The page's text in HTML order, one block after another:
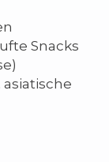
Snacks
asiatische